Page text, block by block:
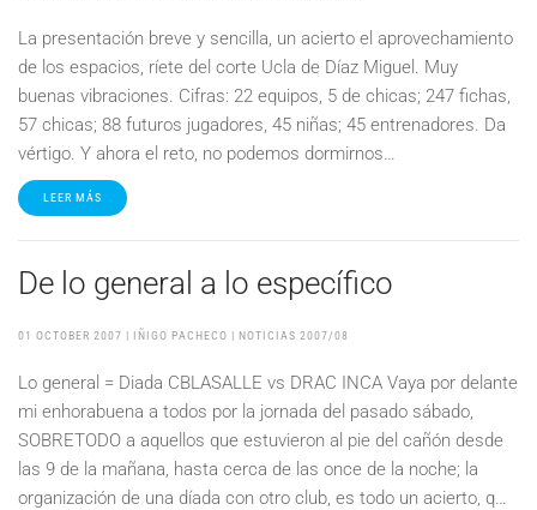
La presentación breve y sencilla, un acierto el aprovechamiento
de los espacios, ríete del corte Ucla de Díaz Miguel. Muy
buenas vibraciones. Cifras: 22 equipos, 5 de chicas; 247 fichas,
57 chicas; 88 futuros jugadores, 45 niñas; 45 entrenadores. Da
vértigo. Y ahora el reto, no podemos dormirnos…
LEER MÁS
De lo general a lo específico
01 OCTOBER 2007 | IÑIGO PACHECO | NOTICIAS 2007/08
Lo general = Diada CBLASALLE vs DRAC INCA Vaya por delante
mi enhorabuena a todos por la jornada del pasado sábado,
SOBRETODO a aquellos que estuvieron al pie del cañón desde
las 9 de la mañana, hasta cerca de las once de la noche; la
organización de una díada con otro club, es todo un acierto, q…